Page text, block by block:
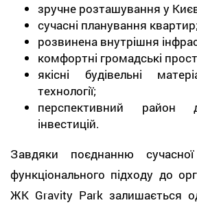
зручне розташування у
сучасні планування квартир;
розвинена внутрішня
комфортні громадські
якісні будівельні
технології;
перспективний
інвестицій.
Завдяки поєднанню
функціонального підходу до
ЖК Gravity Park залишається